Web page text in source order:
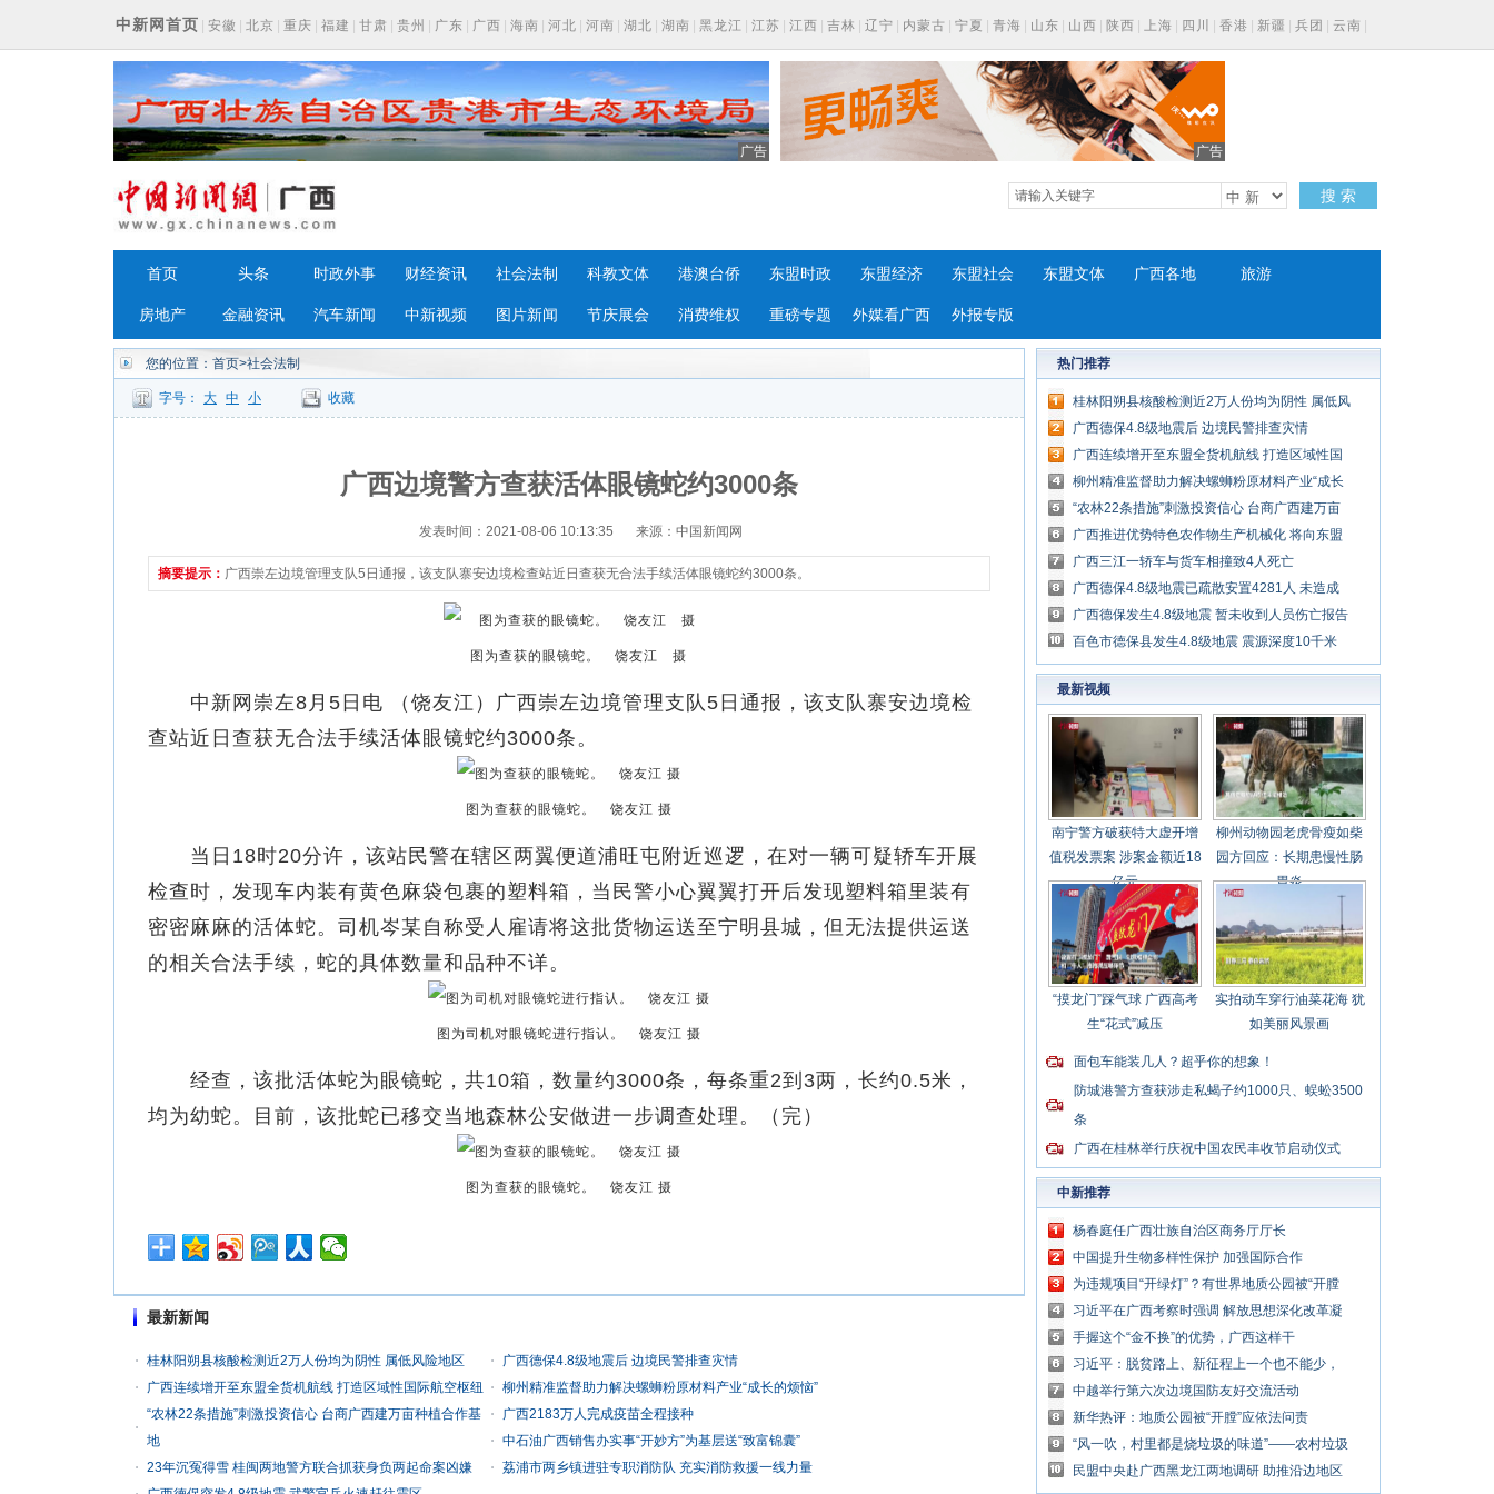
中新网首页 安徽 北京 重庆 福建 甘肃 贵州 广东 广西 海南 河北 河南 湖北 湖南 黑龙江 江苏 江西 吉林 辽宁 内蒙古 宁夏 青海 山东 山西 陕西 上海 四川 香港 新疆 兵团 云南
广告 广告
搜 索
首页 头条 时政外事 财经资讯 社会法制 科教文体 港澳台侨 东盟时政 东盟经济 东盟社会 东盟文体 广西各地 旅游
房地产 金融资讯 汽车新闻 中新视频 图片新闻 节庆展会 消费维权 重磅专题 外媒看广西 外报专版
您的位置： 首页>社会法制
字号： 大 中 小 收藏
广西边境警方查获活体眼镜蛇约3000条
发表时间：2021-08-06 10:13:35 来源：中国新闻网
摘要提示： 广西崇左边境管理支队5日通报，该支队寨安边境检查站近日查获无合法手续活体眼镜蛇约3000条。
图为查获的眼镜蛇。 饶友江 摄
中新网崇左8月5日电 （饶友江）广西崇左边境管理支队5日通报，该支队寨安边境检
查站近日查获无合法手续活体眼镜蛇约3000条。
图为查获的眼镜蛇。 饶友江 摄
当日18时20分许，该站民警在辖区两翼便道浦旺屯附近巡逻，在对一辆可疑轿车开展
检查时，发现车内装有黄色麻袋包裹的塑料箱，当民警小心翼翼打开后发现塑料箱里装有
密密麻麻的活体蛇。司机岑某自称受人雇请将这批货物运送至宁明县城，但无法提供运送
的相关合法手续，蛇的具体数量和品种不详。
图为司机对眼镜蛇进行指认。 饶友江 摄
经查，该批活体蛇为眼镜蛇，共10箱，数量约3000条，每条重2到3两，长约0.5米，
均为幼蛇。目前，该批蛇已移交当地森林公安做进一步调查处理。（完）
图为查获的眼镜蛇。 饶友江 摄
最新新闻
桂林阳朔县核酸检测近2万人份均为阴性 属低风险地区
广西德保4.8级地震后 边境民警排查灾情
广西连续增开至东盟全货机航线 打造区域性国际航空枢纽
柳州精准监督助力解决螺蛳粉原材料产业“成长的烦恼”
“农林22条措施”刺激投资信心 台商广西建万亩种植合作基
地
广西2183万人完成疫苗全程接种
中石油广西销售办实事“开妙方”为基层送“致富锦囊”
23年沉冤得雪 桂闽两地警方联合抓获身负两起命案凶嫌
荔浦市两乡镇进驻专职消防队 充实消防救援一线力量
热门推荐
桂林阳朔县核酸检测近2万人份均为阴性 属低风
险地区
广西德保4.8级地震后 边境民警排查灾情
广西连续增开至东盟全货机航线 打造区域性国
际航空枢纽
柳州精准监督助力解决螺蛳粉原材料产业“成长
的烦恼”
“农林22条措施”刺激投资信心 台商广西建万亩
种植合作基地
广西推进优势特色农作物生产机械化 将向东盟
示范推广
广西三江一轿车与货车相撞致4人死亡
广西德保4.8级地震已疏散安置4281人 未造成
人员伤亡
广西德保发生4.8级地震 暂未收到人员伤亡报告
百色市德保县发生4.8级地震 震源深度10千米
最新视频
南宁警方破获特大虚开增
值税发票案 涉案金额近18
亿元
柳州动物园老虎骨瘦如柴
园方回应：长期患慢性肠
胃炎
“摸龙门”踩气球 广西高考
生“花式”减压
实拍动车穿行油菜花海 犹
如美丽风景画
面包车能装几人？超乎你的想象！
防城港警方查获涉走私蝎子约1000只、蜈蚣3500
条
广西在桂林举行庆祝中国农民丰收节启动仪式
中新推荐
杨春庭任广西壮族自治区商务厅厅长
中国提升生物多样性保护 加强国际合作
为违规项目“开绿灯”？有世界地质公园被“开膛
破肚”
习近平在广西考察时强调 解放思想深化改革凝
心聚力担当实干 建设新时代中国特色社会主义
壮美
手握这个“金不换”的优势，广西这样干
习近平：脱贫路上、新征程上一个也不能少，
中国共产党说话算数
中越举行第六次边境国防友好交流活动
新华热评：地质公园被“开膛”应依法问责
“风一吹，村里都是烧垃圾的味道”——农村垃圾
处理谁来管？
民盟中央赴广西黑龙江两地调研 助推沿边地区